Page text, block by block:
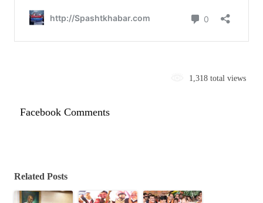
1,318 total views
Facebook Comments
Related Posts